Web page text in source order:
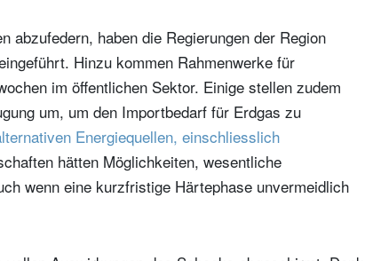
abzufedern, haben die Regierungen der Region
Hinzu kommen Rahmenwerke für
im öffentlichen Sektor. Einige stellen zudem
um, um den Importbedarf für Erdgas zu
Energiequellen, einschliesslich
hätten Möglichkeiten, wesentliche
wenn eine kurzfristige Härtephase unvermeidlich